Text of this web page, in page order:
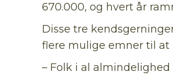
670.000, og hvert år
Disse tre
flere mulige emner til at
– Folk i al